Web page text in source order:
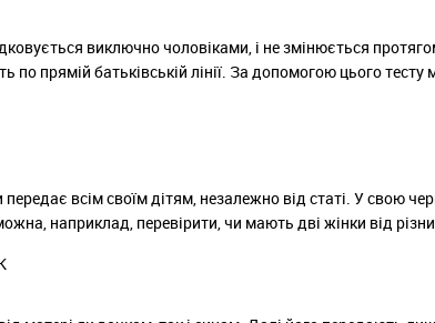
виключно чоловіками, і не змінюється
по прямій батьківській лінії. За допомогою цього
всім своїм дітям, незалежно від статі. У свою
наприклад, перевірити, чи мають дві жінки від